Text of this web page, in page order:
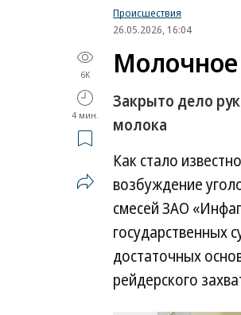
Происшествия
26.05.2026, 16:04
6K
4 мин.
Молочное
Закрыто дело
молока
Как стало
возбуждение
смесей ЗАО
государственных
достаточных
рейдерского